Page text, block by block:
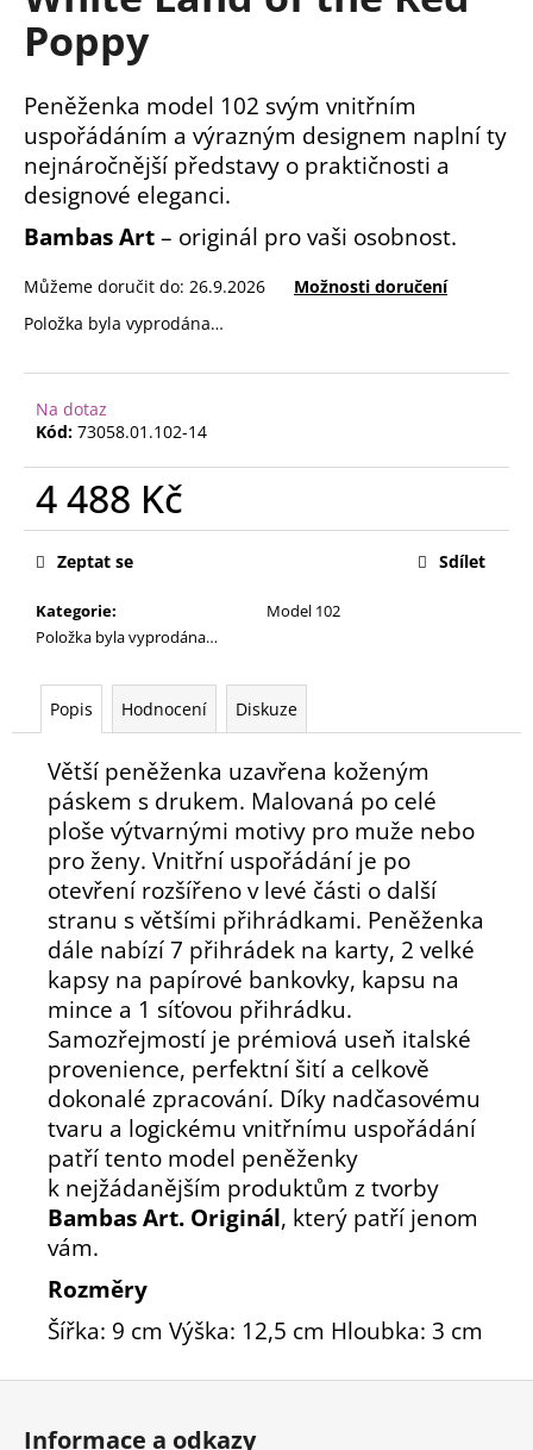
0,0
hvězdiček.
Poppy
Peněženka model 102 svým vnitřním
uspořádáním a výrazným designem naplní ty
nejnáročnější představy o praktičnosti a
designové eleganci.
Bambas Art – originál pro vaši osobnost.
Můžeme doručit do: 26.9.2026
Možnosti doručení
Položka byla vyprodána…
Na dotaz
Kód: 73058.01.102-14
4 488 Kč
Měrná
Kategorie:
Model 102
Položka byla vyprodána…
Zeptat se Sdílet
Popis Hodnocení Diskuze
Větší peněženka uzavřena koženým
páskem s drukem. Malovaná po celé
ploše výtvarnými motivy pro muže nebo
pro ženy. Vnitřní uspořádání je po
otevření rozšířeno v levé části o další
stranu s většími přihrádkami. Peněženka
dále nabízí 7 přihrádek na karty, 2 velké
kapsy na papírové bankovky, kapsu na
mince a 1 síťovou přihrádku.
Samozřejmostí je prémiová useň italské
provenience, perfektní šití a celkově
dokonalé zpracování. Díky nadčasovému
tvaru a logickému vnitřnímu uspořádání
patří tento model peněženky
k nejžádanějším produktům z tvorby
Bambas Art. Originál, který patří jenom
vám.
Rozměry
Šířka: 9 cm Výška: 12,5 cm Hloubka: 3 cm
a
j
í
t
?
HLEDAT
D
o
p
o
u
č
u
e
m
Z
Informace a odkazy